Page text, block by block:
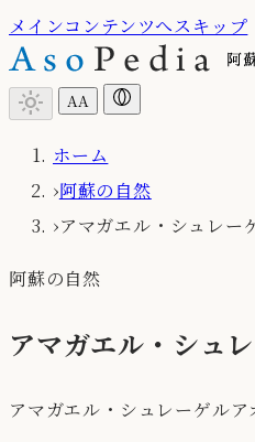
メインコンテンツへスキップ
light_mode AA
ホーム
›阿蘇の自然
›アマガエル・シュレー
阿蘇の自然
アマガエル・シュ
アマガエル・シュレーゲルア